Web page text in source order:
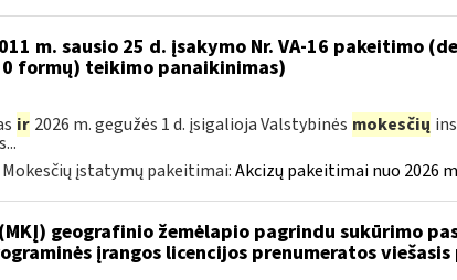
m. sausio 25 d. įsakymo Nr. VA-16 pakeitimo
formų) teikimo panaikinimas)
ir 2026 m. gegužės 1 d. įsigalioja Valstybinės mokesčių
Mokesčių įstatymų pakeitimai:Akcizų pakeitimai nuo 2026
geografinio žemėlapio pagrindu sukūrimo
įrangos licencijos prenumeratos